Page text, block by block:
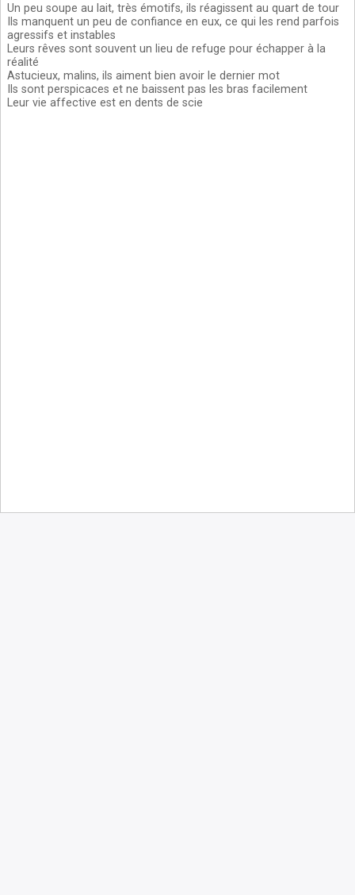
Un peu soupe au lait, très émotifs, ils réagissent au quart de tour
Ils manquent un peu de confiance en eux, ce qui les rend parfois
agressifs et instables
Leurs rêves sont souvent un lieu de refuge pour échapper à la
réalité
Astucieux, malins, ils aiment bien avoir le dernier mot
Ils sont perspicaces et ne baissent pas les bras facilement
Leur vie affective est en dents de scie